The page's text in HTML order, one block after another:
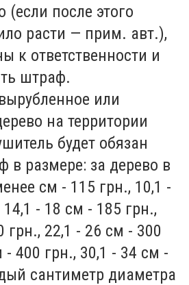
(если после этого
расти — прим. авт.),
к ответственности и
штраф.
или
на территории
будет обязан
в размере: за дерево в
см - 115 грн., 10,1 -
- 18 см - 185 грн.,
грн., 22,1 - 26 см - 300
- 400 грн., 30,1 - 34 см -
сантиметр диаметра